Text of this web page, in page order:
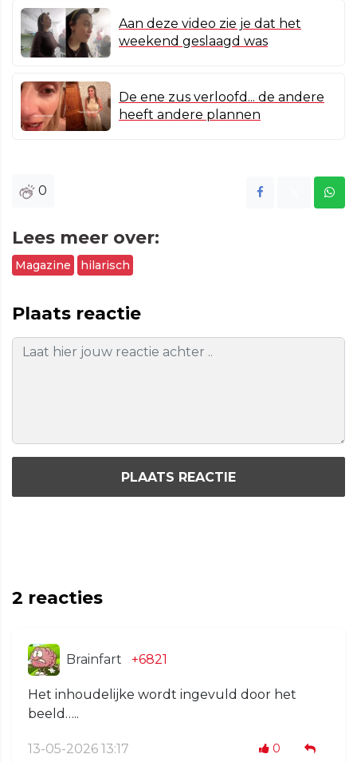
Aan deze video zie je dat het
weekend geslaagd was
De ene zus verloofd... de andere
heeft andere plannen
0
Lees meer over:
Magazine hilarisch
Plaats reactie
PLAATS REACTIE
2 reacties
Brainfart +6821
Het inhoudelijke wordt ingevuld door het
beeld…..
13-05-2026 13:17 0